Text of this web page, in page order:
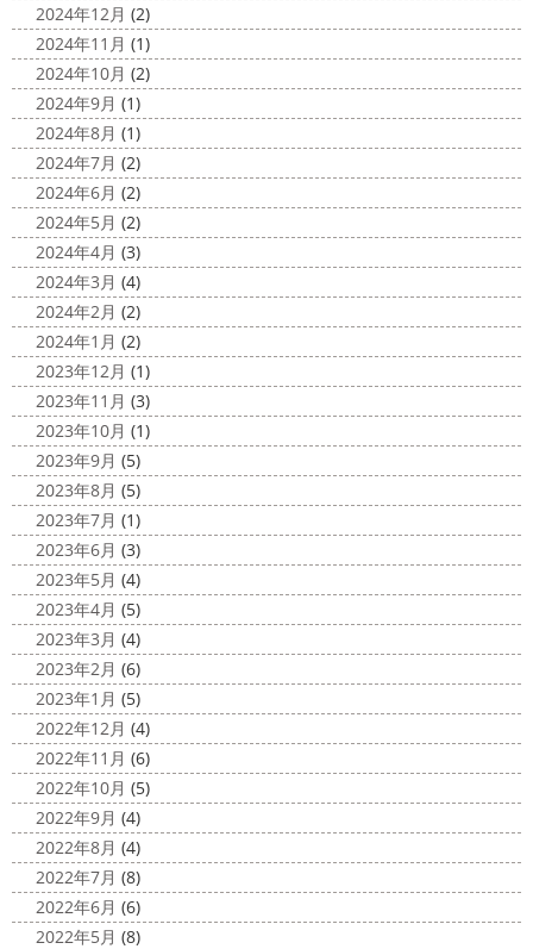
みなさんこんにちは(^O^)
が、みなさんはいかがお過ごしですか？
笑 先日、池袋の
サンシャイン水族館に行きました
外国人の方が多く、
館内はとても賑わっていました
ここの大きな水槽にはサ
...
今日は高圧洗浄が何故必要かについて説明させていただき
ます
塗装工事をお考えのお客様は長くなりますが、ぜ
ひ読んでみてくださいね
外壁や屋根の表面に塗装してで
きた塗膜は、毎日屋外で紫外線、雨風、排気ガスなどにさ
らされて ...
カ陽気になり過ごしやすくなりましたね
お知らせをさせていただきます
先日、弊社が日本ペイン
ト神奈川営業所様より優良施工会社として表彰されました
このよ ...
2020/11/19
海に行きたい…！！！＊湘南の外壁
塗装専門店＊
最近は暖かくて過ごしやすいお天気です
ね
弊社ライダーの脇祐史君はバリ島に行きました!! 私も
行きたいーーーーー!!! 写真が送られてきたら、またアップ
していきますね
ット
2020/11/12
朝活
＊湘南の外壁塗装専門店＊
小倉氏サーフィンにはまり中
今回は浩
さんも一緒に
３人で出発
波は小さい
けどお天気良くて気持ち～
まずは陸でのイメトレ 入水～
小倉氏ライド
で、すぐ立ててました
2020/11/10
HAPPY HALLOWEEN
＊湘南の
外壁塗装専門店＊
ちょっとご無沙汰してる間にもう11月も
10日が過ぎようとしていますね
2020年もあっとゆう間
に終わってしまう～
今年はコロナの影響で色々なイベン
トもなくなり淋しいですね… ですが、先日ブログでもお伝
えしたマービスタ ...
2020/11/02
ウェット完成
＊湘南の外壁塗装専
門店＊
こんにちは!! 今週も１週間始まりました
が、明日は祝日です
今日も１日頑張りましょう
さて
さて、先日のブログで書いた、小倉氏のオーダーしたウェ
ットが完成しました
ゃんも一緒にパチリ
2024年12月 (2)
2024年11月 (1)
2024年10月 (2)
2024年9月 (1)
2024年8月 (1)
2024年7月 (2)
2024年6月 (2)
2024年5月 (2)
2024年4月 (3)
2024年3月 (4)
2024年2月 (2)
2024年1月 (2)
2023年12月 (1)
2023年11月 (3)
2023年10月 (1)
2023年9月 (5)
2023年8月 (5)
2023年7月 (1)
2023年6月 (3)
2023年5月 (4)
2023年4月 (5)
2023年3月 (4)
2023年2月 (6)
2023年1月 (5)
2022年12月 (4)
2022年11月 (6)
2022年10月 (5)
2022年9月 (4)
2022年8月 (4)
2022年7月 (8)
2022年6月 (6)
2022年5月 (8)